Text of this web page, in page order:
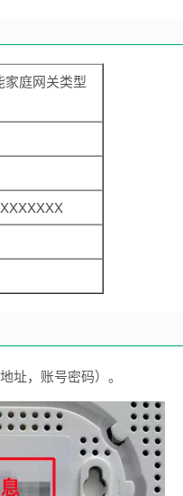
家庭网关类型
址，账号密码）。